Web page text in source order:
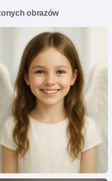
obrazów